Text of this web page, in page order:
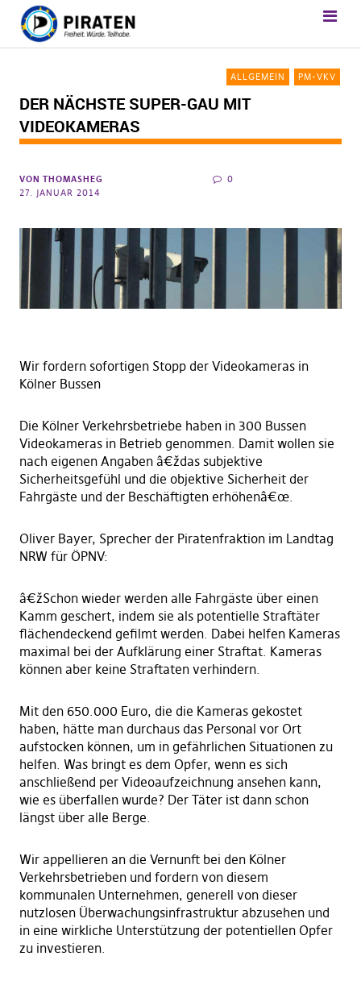
ALLGEMEIN PM-VKV
DER NÄCHSTE SUPER-GAU MIT
VIDEOKAMERAS
VON THOMASHEG
27. JANUAR 2014
0
Wir fordern sofortigen Stopp der Videokameras in
Kölner Bussen
Die Kölner Verkehrsbetriebe haben in 300 Bussen
Videokameras in Betrieb genommen. Damit wollen sie
nach eigenen Angaben â€ždas subjektive
Sicherheitsgefühl und die objektive Sicherheit der
Fahrgäste und der Beschäftigten erhöhenâ€œ.
Oliver Bayer, Sprecher der Piratenfraktion im Landtag
NRW für ÖPNV:
â€žSchon wieder werden alle Fahrgäste über einen
Kamm geschert, indem sie als potentielle Straftäter
flächendeckend gefilmt werden. Dabei helfen Kameras
maximal bei der Aufklärung einer Straftat. Kameras
können aber keine Straftaten verhindern.
Mit den 650.000 Euro, die die Kameras gekostet
haben, hätte man durchaus das Personal vor Ort
aufstocken können, um in gefährlichen Situationen zu
helfen. Was bringt es dem Opfer, wenn es sich
anschließend per Videoaufzeichnung ansehen kann,
wie es überfallen wurde? Der Täter ist dann schon
längst über alle Berge.
Wir appellieren an die Vernunft bei den Kölner
Verkehrsbetrieben und fordern von diesem
kommunalen Unternehmen, generell von dieser
nutzlosen Überwachungsinfrastruktur abzusehen und
in eine wirkliche Unterstützung der potentiellen Opfer
zu investieren.